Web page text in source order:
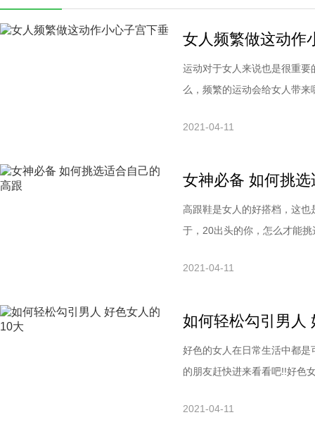
女人频繁做这动作
运动对于女人来说也是很重
么，频繁的运动会给女人带
宜、实用、有效果、永不过
2021-04-11
女神必备 如何挑
高跟鞋是女人的好搭档，这
于，20出头的你，怎么才能
选的尺码不觉得小，一天中
2021-04-11
如何轻松勾引男人
好色的女人在日常生活中都
的朋友赶快进来看看吧!!好色
时候，他们也会把外形作为
2021-04-11